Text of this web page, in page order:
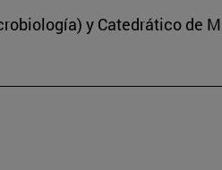
y Catedrático de